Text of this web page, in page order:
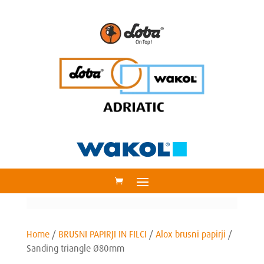
Home/ BRUSNI PAPIRJI IN FILCI / Alox brusni papirji /
Sanding triangle Ø80mm